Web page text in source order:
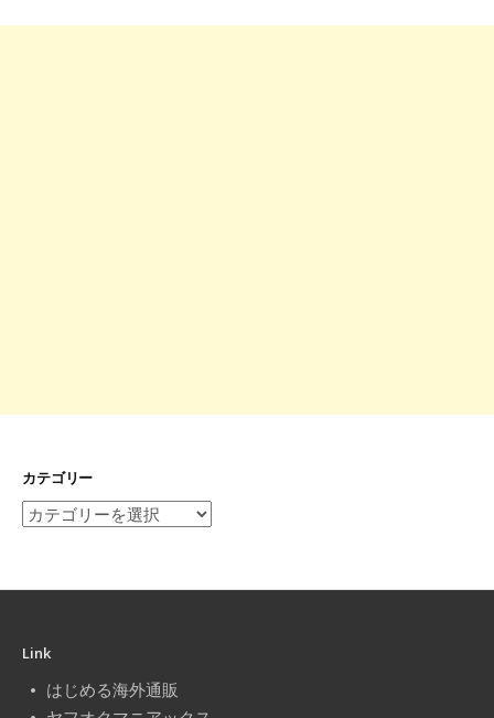
カテゴリー
カ
リ
Link
はじめる海外通販